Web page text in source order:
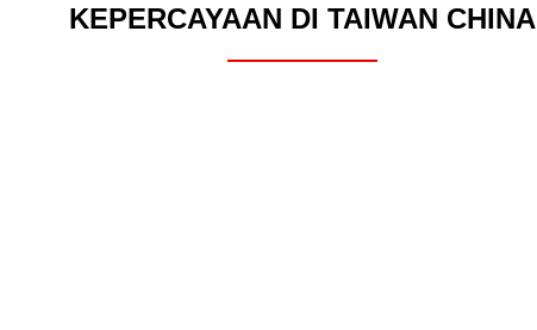
KEPERCAYAAN DI TAIWAN CHINA